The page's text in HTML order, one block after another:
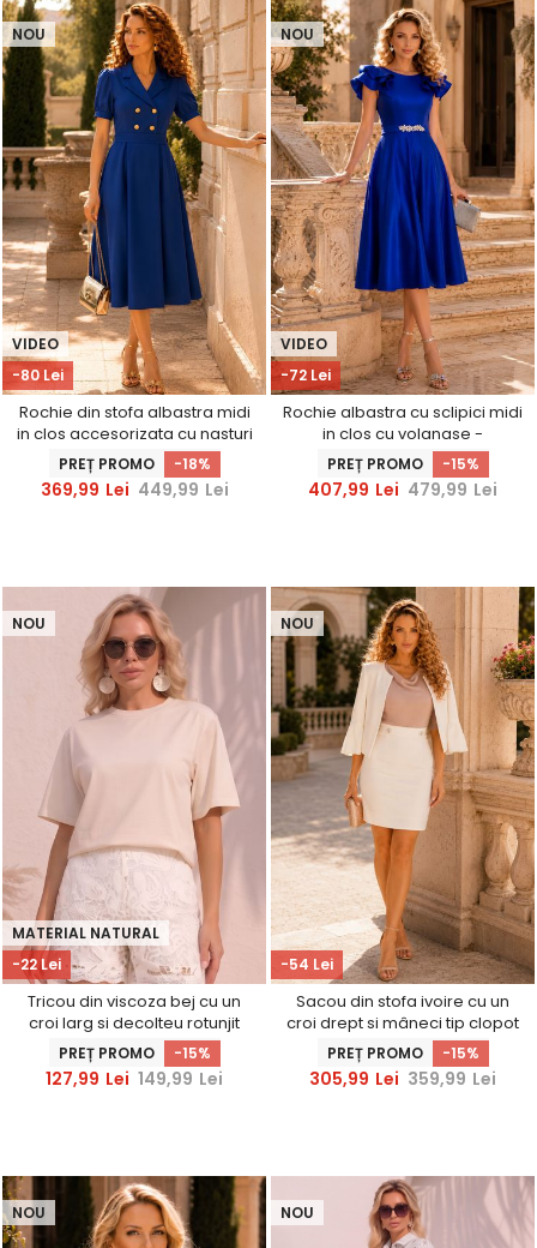
-80 Lei
VIDEO
NOU
Rochie din stofa albastra midi
in clos accesorizata cu nasturi
decorativi aurii - StarShinerS
PREȚ PROMO -18%
369,99 Lei 449,99 Lei
-72 Lei
VIDEO
NOU
Rochie albastra cu sclipici midi
in clos cu volanase -
StarShinerS
PREȚ PROMO -15%
407,99 Lei 479,99 Lei
-22 Lei
MATERIAL NATURAL
NOU
Tricou din viscoza bej cu un
croi larg si decolteu rotunjit
PREȚ PROMO -15%
127,99 Lei 149,99 Lei
-54 Lei
NOU
Sacou din stofa ivoire cu un
croi drept si mâneci tip clopot
- StarShinerS
PREȚ PROMO -15%
305,99 Lei 359,99 Lei
NOU NOU